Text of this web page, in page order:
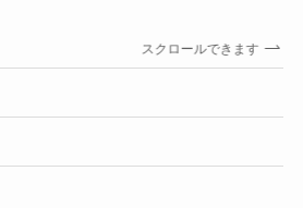
スクロールできます